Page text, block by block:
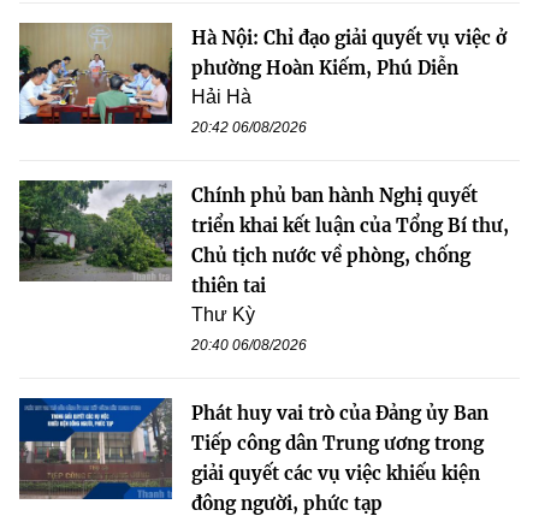
Hà Nội: Chỉ đạo giải quyết vụ việc ở
phường Hoàn Kiếm, Phú Diễn
Hải Hà
20:42 06/08/2026
Chính phủ ban hành Nghị quyết
triển khai kết luận của Tổng Bí thư,
Chủ tịch nước về phòng, chống
thiên tai
Thư Kỳ
20:40 06/08/2026
Phát huy vai trò của Đảng ủy Ban
Tiếp công dân Trung ương trong
giải quyết các vụ việc khiếu kiện
đông người, phức tạp